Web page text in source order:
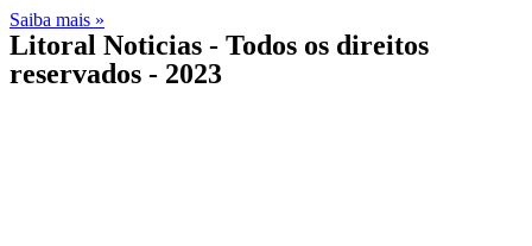
Saiba mais »
Litoral Noticias - Todos os direitos
reservados - 2023